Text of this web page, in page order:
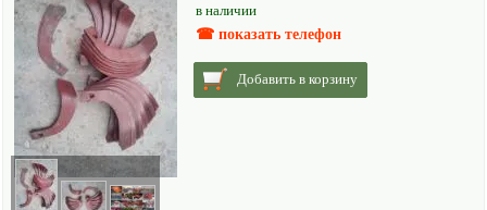
в наличии
☎ показать телефон
Добавить в корзину